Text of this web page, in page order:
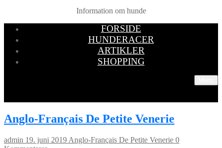
Information om hunde
FORSIDE
HUNDERACER
ARTIKLER
SHOPPING
Anglo-Français De Petite Venerie
admin 19. juni 2019 Anglo-Français De Petite Venerie 0